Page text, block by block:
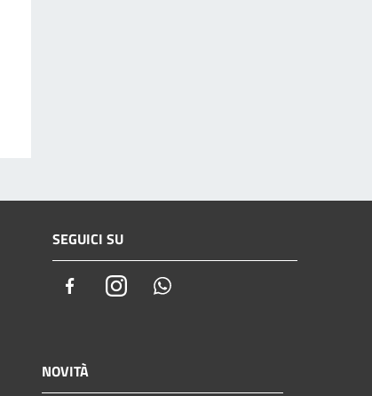
SEGUICI SU
FacebookInstagram
NOVITÀ